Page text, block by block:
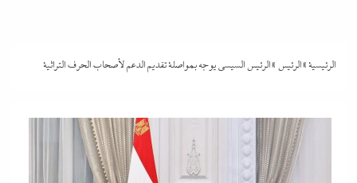
الرئيسية»الرئيس »الرئيس السيسى يوجه بمواصلة تقديم الدعم لأصحاب الحرف التراثية